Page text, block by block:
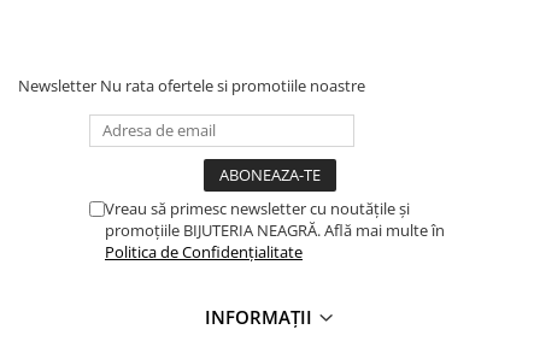
Newsletter Nu rata ofertele si promotiile noastre
Vreau să primesc newsletter cu noutățile și
promoțiile BIJUTERIA NEAGRĂ. Află mai multe în
Politica de Confidențialitate
INFORMAȚII